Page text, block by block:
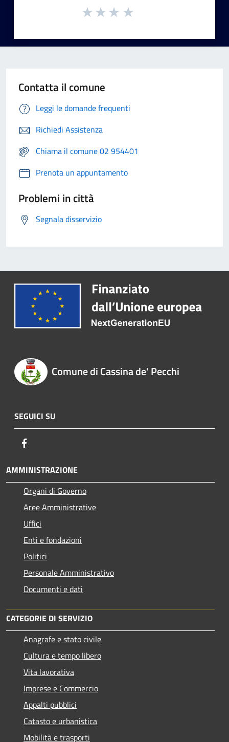
Contatta il comune
Leggi le domande frequenti
Richiedi Assistenza
Chiama il comune 02 954401
Prenota un appuntamento
Problemi in città
Segnala disservizio
Comune di Cassina de' Pecchi
SEGUICI SU
AMMINISTRAZIONE
Organi di Governo
Aree Amministrative
Uffici
Enti e fondazioni
Politici
Personale Amministrativo
Documenti e dati
CATEGORIE DI SERVIZIO
Anagrafe e stato civile
Cultura e tempo libero
Vita lavorativa
Imprese e Commercio
Appalti pubblici
Catasto e urbanistica
Mobilità e trasporti